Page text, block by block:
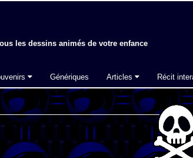
les dessins animés de votre enfance
Génériques Articles Récit